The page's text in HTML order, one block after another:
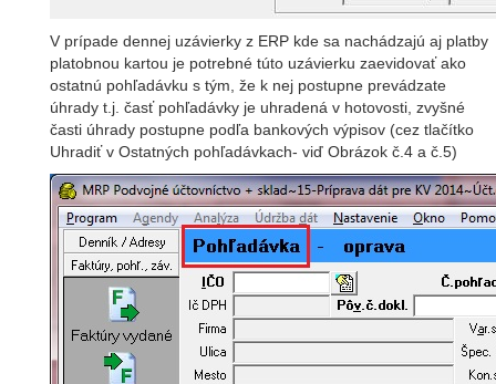
V prípade dennej uzávierky z ERP kde sa nachádzajú aj platby
platobnou kartou je potrebné túto uzávierku zaevidovať ako
ostatnú pohľadávku s tým, že k nej postupne prevádzate
úhrady t.j. časť pohľadávky je uhradená v hotovosti, zvyšné
časti úhrady postupne podľa bankových výpisov (cez tlačítko
Uhradiť v Ostatných pohľadávkach- viď Obrázok č.4 a č.5)